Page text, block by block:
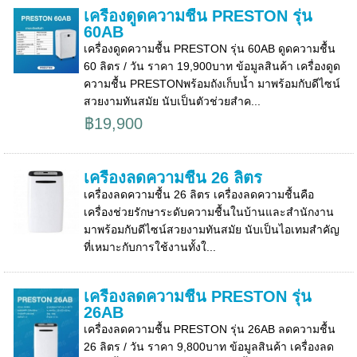
เครื่องดูดความชื้น PRESTON รุ่น
60AB
เครื่องดูดความชื้น PRESTON รุ่น 60AB ดูดความชื้น
60 ลิตร / วัน ราคา 19,900บาท ข้อมูลสินค้า เครื่องดูด
ความชื้น PRESTONพร้อมถังเก็บน้ำ มาพร้อมกับดีไซน์
สวยงามทันสมัย นับเป็นตัวช่วยสำค...
฿19,900
เครื่องลดความชื้น 26 ลิตร
เครื่องลดความชื้น 26 ลิตร เครื่องลดความชื้นคือ
เครื่องช่วยรักษาระดับความชื้นในบ้านและสำนักงาน
มาพร้อมกับดีไซน์สวยงามทันสมัย นับเป็นไอเทมสำคัญ
ที่เหมาะกับการใช้งานทั้งใ...
เครื่องลดความชื้น PRESTON รุ่น
26AB
เครื่องลดความชื้น PRESTON รุ่น 26AB ลดความชื้น
26 ลิตร / วัน ราคา 9,800บาท ข้อมูลสินค้า เครื่องลด